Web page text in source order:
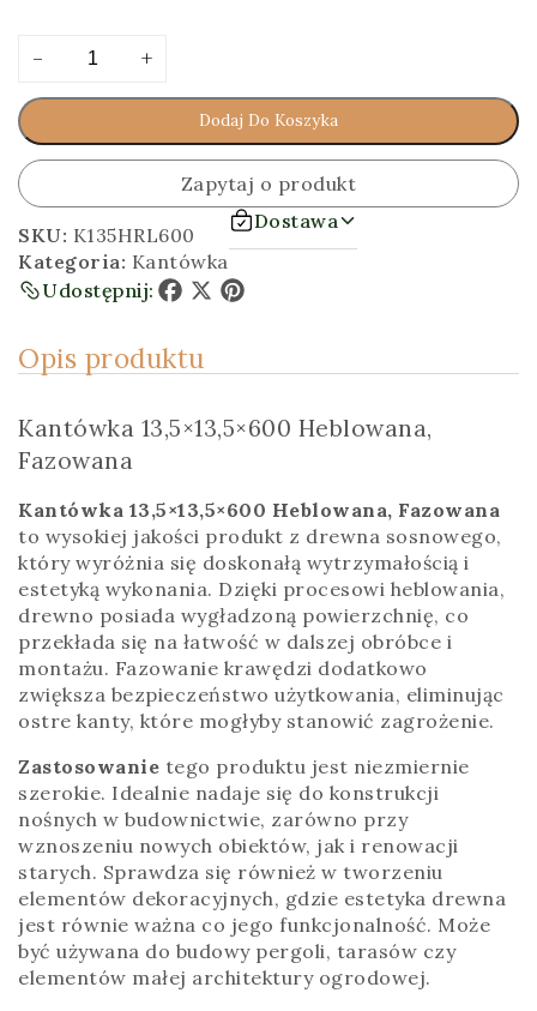
-
Kantówka
13,5x13,5x600
[cm]
Heblowana,
Fazowana
+
Dodaj Do Koszyka
Alternative:
Zapytaj o produkt
SKU: K135HRL600
Kategoria: Kantówka
Dostawa
Udostępnij:
Opis produktu
Kantówka 13,5×13,5×600 Heblowana,
Fazowana
Kantówka 13,5×13,5×600 Heblowana, Fazowana
to wysokiej jakości produkt z drewna sosnowego,
który wyróżnia się doskonałą wytrzymałością i
estetyką wykonania. Dzięki procesowi heblowania,
drewno posiada wygładzoną powierzchnię, co
przekłada się na łatwość w dalszej obróbce i
montażu. Fazowanie krawędzi dodatkowo
zwiększa bezpieczeństwo użytkowania, eliminując
ostre kanty, które mogłyby stanowić zagrożenie.
Zastosowanie tego produktu jest niezmiernie
szerokie. Idealnie nadaje się do konstrukcji
nośnych w budownictwie, zarówno przy
wznoszeniu nowych obiektów, jak i renowacji
starych. Sprawdza się również w tworzeniu
elementów dekoracyjnych, gdzie estetyka drewna
jest równie ważna co jego funkcjonalność. Może
być używana do budowy pergoli, tarasów czy
elementów małej architektury ogrodowej.